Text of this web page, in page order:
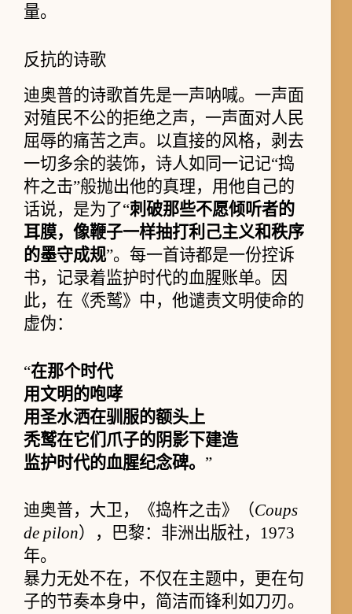
量。
反抗的诗歌
迪奥普的诗歌首先是一声呐喊。一声面
对殖民不公的拒绝之声，一声面对人民
屈辱的痛苦之声。以直接的风格，剥去
一切多余的装饰，诗人如同一记记“捣
杵之击”般抛出他的真理，用他自己的
话说，是为了“刺破那些不愿倾听者的
耳膜，像鞭子一样抽打利己主义和秩序
的墨守成规”。每一首诗都是一份控诉
书，记录着监护时代的血腥账单。因
此，在《秃鹫》中，他谴责文明使命的
虚伪：
“在那个时代
用文明的咆哮
用圣水洒在驯服的额头上
秃鹫在它们爪子的阴影下建造
监护时代的血腥纪念碑。 ”
迪奥普，大卫，《捣杵之击》（Coups
de pilon），巴黎：非洲出版社，1973
年。
暴力无处不在，不仅在主题中，更在句
子的节奏本身中，简洁而锋利如刀刃。